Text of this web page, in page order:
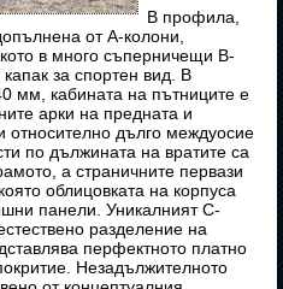
В профила,
от A-колони,
в много съперничещи B-
за спортен вид. В
мм, кабината на пътниците е
арки на предната и
относително дълго междуосие
по дължината на вратите са
а страничните первази
облицовката на корпуса
панели. Уникалният C-
разделение на
перфектното платно
Незадължителното